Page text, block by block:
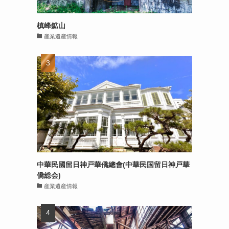
槙峰鉱山
産業遺産情報
中華民國留日神戸華僑總會(中華民国留日神戸華
僑総会)
産業遺産情報